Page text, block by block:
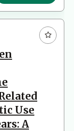
Use
A